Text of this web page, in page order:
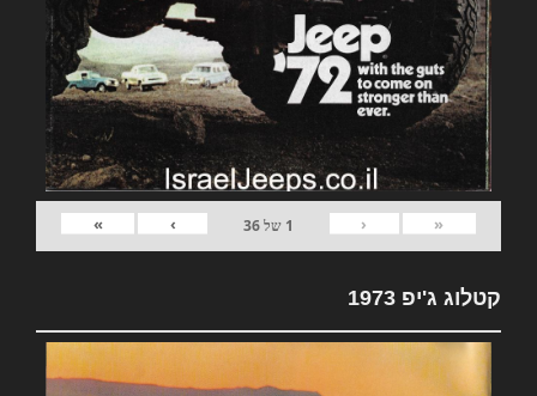
«
‹
1 של36
›
»
קטלוג ג'יפ 1973